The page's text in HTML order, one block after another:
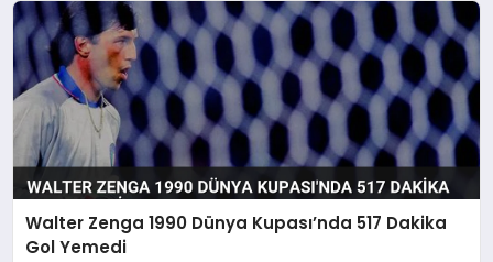
Walter Zenga 1990 Dünya Kupası’nda 517 Dakika
Gol Yemedi